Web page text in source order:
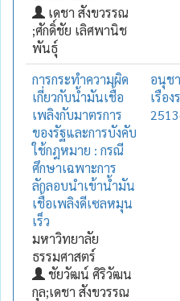
เดชา สังขวรรณ
;ศักดิ์ชัย เลิศพานิช
พันธุ์
การกระทำความผิด
เกี่ยวกับน้ำมันเชื้อ
เพลิงกับมาตรการ
ของรัฐและการบังคับ
ใช้กฎหมาย : กรณี
ศึกษาเฉพาะการ
ลักลอบนำเข้าน้ำมัน
เชื้อเพลิงดีเซลหมุน
เร็ว
มหาวิทยาลัย
ธรรมศาสตร์
ชัยวัฒน์ ศิริวัฒน
กุล;เดชา สังขวรรณ
อนุช
เรือง